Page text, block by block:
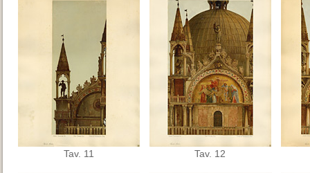
Tav. 11 Tav. 12